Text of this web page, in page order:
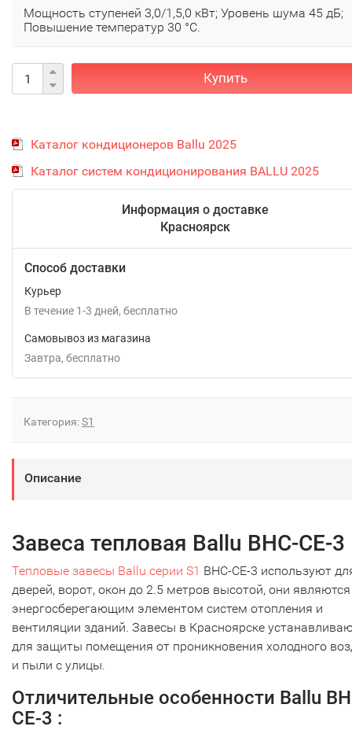
Мощность ступеней 3,0/1,5,0 кВт; Уровень шума 45 дБ;
Повышение температур 30 °С.
Купить
Каталог кондиционеров Ballu 2025
Каталог систем кондиционирования BALLU 2025
Информация о доставке
Красноярск
Способ доставки
Курьер
В течение 1-3 дней Бесплатно
Самовывоз из магазина
Завтра
Бесплатно
Категория:S1
Описание
Завеса тепловая Ballu BHC-CE-3
Тепловые завесы Ballu серии S1 BHC-CE-3 используют
дверей, ворот, окон до 2.5 метров высотой, они являются
энергосберегающим элементом систем отопления и
вентиляции зданий. Завесы в Красноярске
для защиты помещения от проникновения холодного
и пыли с улицы.
Отличительные особенности Ballu
CE-3 :